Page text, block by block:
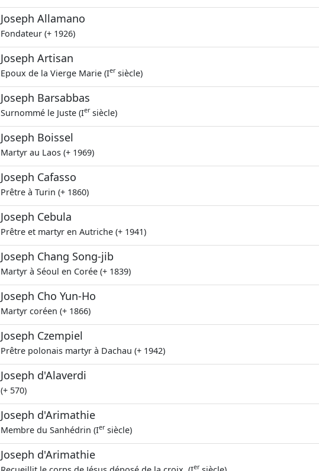
Joseph Allamano
Fondateur (+ 1926)
Joseph Artisan
Epoux de la Vierge Marie (Iersiècle)
Joseph Barsabbas
Surnommé le Juste (Iersiècle)
Joseph Boissel
Martyr au Laos (+ 1969)
Joseph Cafasso
Prêtre à Turin (+ 1860)
Joseph Cebula
Prêtre et martyr en Autriche (+ 1941)
Joseph Chang Song-jib
Martyr à Séoul en Corée (+ 1839)
Joseph Cho Yun-Ho
Martyr coréen (+ 1866)
Joseph Czempiel
Prêtre polonais martyr à Dachau (+ 1942)
Joseph d'Alaverdi
(+ 570)
Joseph d'Arimathie
Membre du Sanhédrin (Iersiècle)
Joseph d'Arimathie
er